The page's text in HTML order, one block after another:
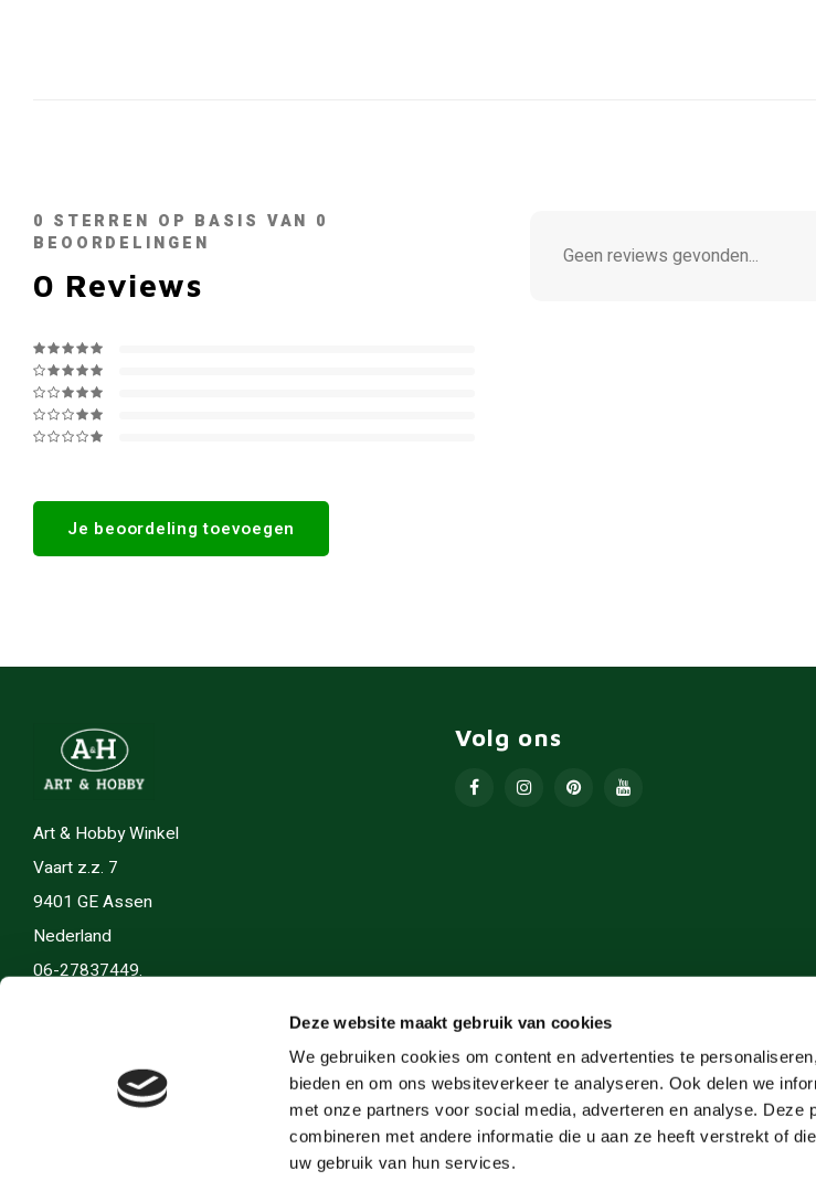
Deze website maakt gebruik van cookies
We gebruiken cookies om content en advertenties te
bieden en om ons websiteverkeer te analyseren. Ook delen we
met onze partners voor social media, adverteren en analyse. Deze
combineren met andere informatie die u aan ze heeft verstrekt of
uw gebruik van hun services.
0 STERREN OP BASIS VAN 0
BEOORDELINGEN
0 Reviews
Je beoordeling toevoegen
Geen reviews gevonden...
Art & Hobby Winkel
Vaart z.z. 7
9401 GE Assen
Nederland
06-27837449.
Volg ons